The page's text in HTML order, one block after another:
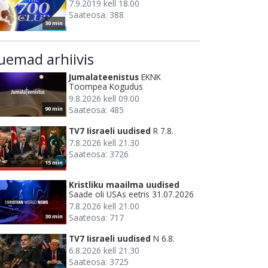
30 min
7.9.2019 kell 18.00
Saateosa: 388
arhiivis
90 min
Jumalateenistus EKNK
Toompea Kogudus
9.8.2026 kell 09.00
Saateosa: 485
15 min
TV7 Iisraeli uudised R 7.8.
7.8.2026 kell 21.30
Saateosa: 3726
30 min
Kristliku maailma uudised
Saade oli USAs eetris 31.07.2026
7.8.2026 kell 21.00
Saateosa: 717
TV7 Iisraeli uudised N 6.8.
6.8.2026 kell 21.30
Saateosa: 3725